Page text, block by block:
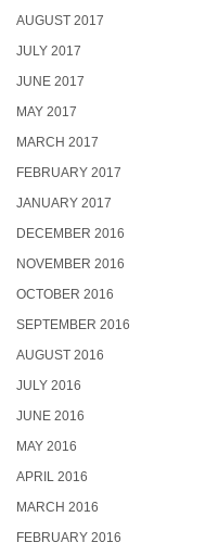
AUGUST 2017
JULY 2017
JUNE 2017
MAY 2017
MARCH 2017
FEBRUARY 2017
JANUARY 2017
DECEMBER 2016
NOVEMBER 2016
OCTOBER 2016
SEPTEMBER 2016
AUGUST 2016
JULY 2016
JUNE 2016
MAY 2016
APRIL 2016
MARCH 2016
FEBRUARY 2016